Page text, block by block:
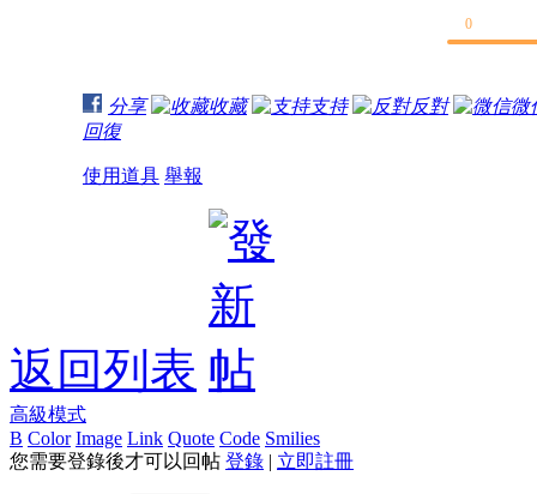
0
分享 收藏 支持 反對
微
回復
使用道具 舉報
返回列表
高級模式
B Color Image Link Quote Code Smilies
您需要登錄後才可以回帖 登錄 | 立即註冊